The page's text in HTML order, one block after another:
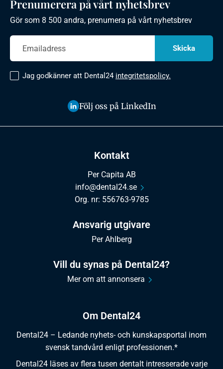
Om Dental24
Dental24 – Ledande nyhets- och kunskapsportal inom
svensk tandvård enligt professionen.*
Dental24 läses av flera tusen dentalt intresserade varje
Kontakt
Per Capita AB
info@dental24.se
Org. nr: 556763-9785
Ansvarig utgivare
Per Ahlberg
Vill du synas på Dental24?
Mer om att annonsera
Prenumerera på vårt nyhetsbrev
Gör som 8 500 andra, prenumera på vårt nyhetsbrev
Jag godkänner att Dental24 integritetspolicy.
Följ oss på LinkedIn